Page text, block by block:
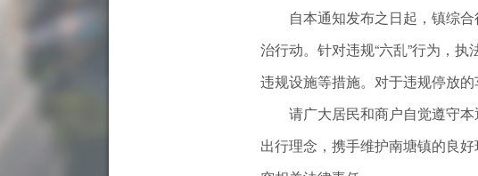
自本通知发布之日起，镇综合
治行动。针对违规“六乱”行为，
违规设施等措施。对于违规停放
请广大居民和商户自觉遵守本
出行理念，携手维护南塘镇的良